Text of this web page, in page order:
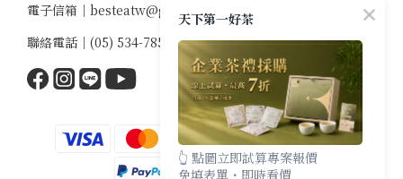
電子信箱｜ besteatw@gmail.com
聯絡電話｜ (05) 534-7859
天下第一好茶
👆 點圖立即試算專案報價
免填表單・即時看價